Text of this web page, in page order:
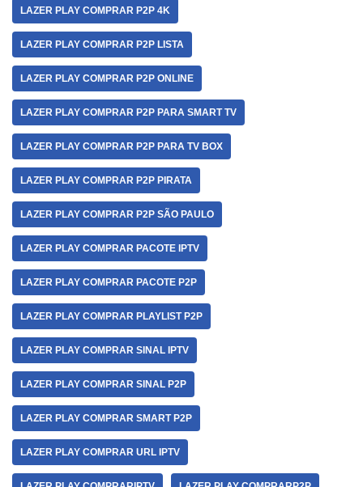
LAZER PLAY COMPRAR P2P 4K
LAZER PLAY COMPRAR P2P LISTA
LAZER PLAY COMPRAR P2P ONLINE
LAZER PLAY COMPRAR P2P PARA SMART TV
LAZER PLAY COMPRAR P2P PARA TV BOX
LAZER PLAY COMPRAR P2P PIRATA
LAZER PLAY COMPRAR P2P SÃO PAULO
LAZER PLAY COMPRAR PACOTE IPTV
LAZER PLAY COMPRAR PACOTE P2P
LAZER PLAY COMPRAR PLAYLIST P2P
LAZER PLAY COMPRAR SINAL IPTV
LAZER PLAY COMPRAR SINAL P2P
LAZER PLAY COMPRAR SMART P2P
LAZER PLAY COMPRAR URL IPTV